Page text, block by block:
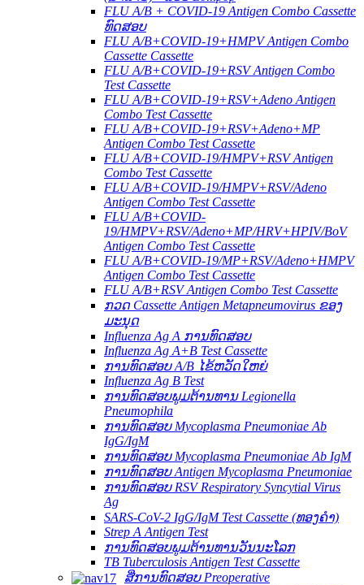
FLU A/B + COVID-19 Antigen Combo Cassette
ທົດສອບ
FLU A/B+COVID-19+HMPV Antigen Combo
Cassette Cassette
FLU A/B+COVID-19+RSV Antigen Combo
Test Cassette
FLU A/B+COVID-19+RSV+Adeno Antigen
Combo Test Cassette
FLU A/B+COVID-19+RSV+Adeno+MP
Antigen Combo Test Cassette
FLU A/B+COVID-19/HMPV+RSV Antigen
Combo Test Cassette
FLU A/B+COVID-19/HMPV+RSV/Adeno
Antigen Combo Test Cassette
FLU A/B+COVID-
19/HMPV+RSV/Adeno+MP/HRV+HPIV/BoV
Antigen Combo Test Cassette
FLU A/B+COVID-19/MP+RSV/Adeno+HMPV
Antigen Combo Test Cassette
FLU A/B+RSV Antigen Combo Test Cassette
ກວດ Cassette Antigen Metapneumovirus ຂອງ
ມະນຸດ
Influenza Ag A ການທົດສອບ
Influenza Ag A+B Test Cassette
ການທົດສອບ A/B ໄຂ້ຫວັດໃຫຍ່
Influenza Ag B Test
ການທົດສອບພູມຕ້ານທານ Legionella
Pneumophila
ການທົດສອບ Mycoplasma Pneumoniae Ab
IgG/IgM
ການທົດສອບ Mycoplasma Pneumoniae Ab IgM
ການທົດສອບ Antigen Mycoplasma Pneumoniae
ການທົດສອບ RSV Respiratory Syncytial Virus
Ag
SARS-CoV-2 IgG/IgM Test Cassette (ທອງຄຳ)
Strep A Antigen Test
ການທົດສອບພູມຕ້ານທານວັນນະໂລກ
TB Tuberculosis Antigen Test Cassette
ສີ່ການທົດສອບ Preoperative